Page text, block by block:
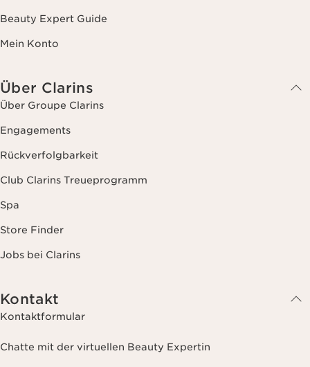
Beauty Expert Guide
Mein Konto
Über Clarins
Über Groupe Clarins
Engagements
Rückverfolgbarkeit
Club Clarins Treueprogramm
Spa
Store Finder
Jobs bei Clarins
Kontakt
Kontaktformular
Chatte mit der virtuellen Beauty Expertin